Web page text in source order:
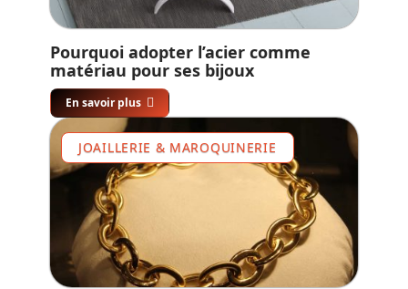
Pourquoi adopter l’acier comme
matériau pour ses bijoux
En savoir plus
JOAILLERIE & MAROQUINERIE